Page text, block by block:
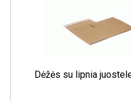
Dėžės su lipnia